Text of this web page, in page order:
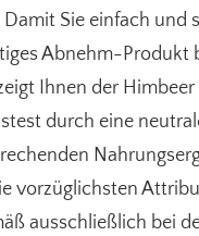
Damit Sie einfach und
Abnehm-Produkt
Ihnen der
durch eine
vorzüglichsten
ausschließlich bei